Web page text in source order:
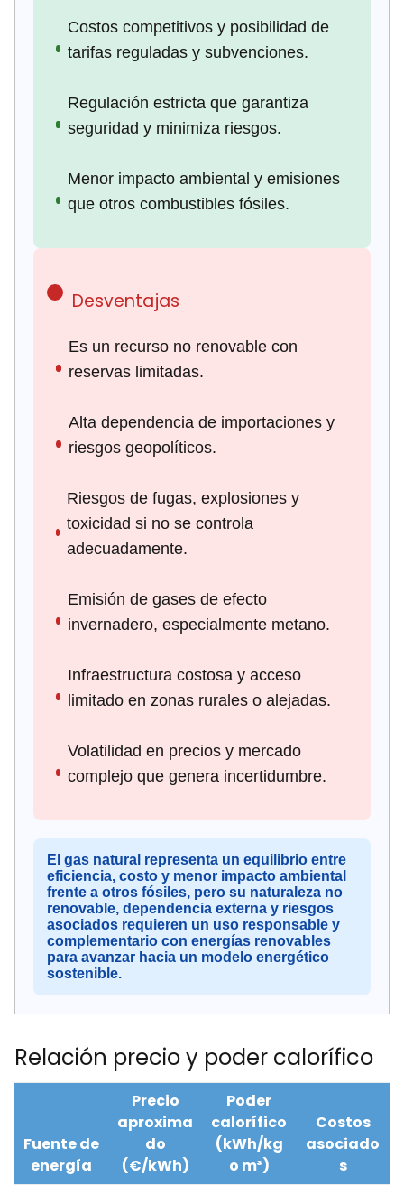
Costos competitivos y posibilidad de
tarifas reguladas y subvenciones.
Regulación estricta que garantiza
seguridad y minimiza riesgos.
Menor impacto ambiental y emisiones
que otros combustibles fósiles.
Desventajas
Es un recurso no renovable con
reservas limitadas.
Alta dependencia de importaciones y
riesgos geopolíticos.
Riesgos de fugas, explosiones y
toxicidad si no se controla
adecuadamente.
Emisión de gases de efecto
invernadero, especialmente metano.
Infraestructura costosa y acceso
limitado en zonas rurales o alejadas.
Volatilidad en precios y mercado
complejo que genera incertidumbre.
El gas natural representa un equilibrio entre
eficiencia, costo y menor impacto ambiental
frente a otros fósiles, pero su naturaleza no
renovable, dependencia externa y riesgos
asociados requieren un uso responsable y
complementario con energías renovables
para avanzar hacia un modelo energético
sostenible.
Relación precio y poder calorífico
Fuente de
energía
Precio
aproxima
do
(€/kWh)
Poder
calorífico
(kWh/kg
o m³)
Costos
asociado
s